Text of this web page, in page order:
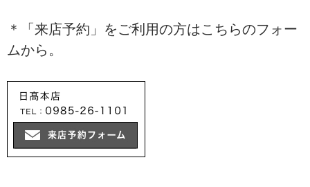
＊「来店予約」をご利用の方はこちらのフォー
ムから。